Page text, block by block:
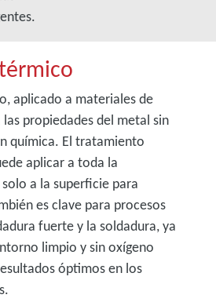
aplicado a materiales de
propiedades del metal sin
química. El tratamiento
aplicar a toda la
a la superficie para
es clave para procesos
fuerte y la soldadura, ya
limpio y sin oxígeno
óptimos en los